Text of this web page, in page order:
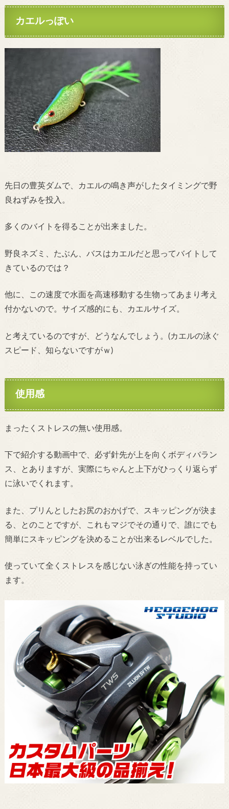
カエルっぽい
先日の豊英ダムで、カエルの鳴き声がしたタイミングで野
良ねずみを投入。
多くのバイトを得ることが出来ました。
野良ネズミ、たぶん、バスはカエルだと思ってバイトして
きているのでは？
他に、この速度で水面を高速移動する生物ってあまり考え
付かないので。サイズ感的にも、カエルサイズ。
と考えているのですが、どうなんでしょう。(カエルの泳ぐ
スピード、知らないですがｗ)
使用感
まったくストレスの無い使用感。
下で紹介する動画中で、必ず針先が上を向くボディバラン
ス、とありますが、実際にちゃんと上下がひっくり返らず
に泳いでくれます。
また、プリんとしたお尻のおかげで、スキッピングが決ま
る、とのことですが、これもマジでその通りで、誰にでも
簡単にスキッピングを決めることが出来るレベルでした。
使っていて全くストレスを感じない泳ぎの性能を持ってい
ます。